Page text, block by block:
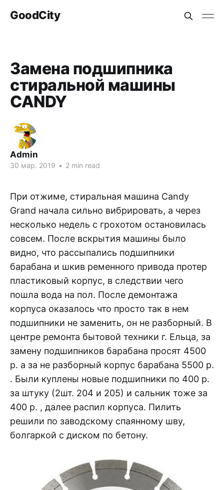
GoodCity
Замена подшипника
стиральной машины
CANDY
Admin
30 мар. 2019 • 2 min read
При отжиме, стиральная машина Candy
Grand начала сильно вибрировать, а через
несколько недель с грохотом остановилась
совсем. После вскрытия машины было
видно, что рассыпались подшипники
барабана и шкив ременного привода протер
пластиковый корпус, в следствии чего
пошла вода на пол. После демонтажа
корпуса оказалось что просто так в нем
подшипники не заменить, он не разборный. В
центре ремонта бытовой техники г. Ельца, за
замену подшипников барабана просят 4500
р. а за не разборный корпус барабана 5500 р.
. Были куплены новые подшипники по 400 р.
за штуку (2шт. 204 и 205) и сальник тоже за
400 р. , далее распил корпуса. Пилить
решили по заводскому спаянному шву,
болгаркой с диском по бетону.